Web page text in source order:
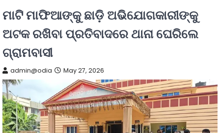
ମାଟି ମାଫିଆଙ୍କୁ ଛାଡ଼ି ଅଭିଯୋଗକାରୀଙ୍କୁ
ଅଟକ ରଖିବା ପ୍ରତିବାଦରେ ଥାନା ଘେରିଲେ
ଗ୍ରାମବାସୀ
admin@odia May 27, 2026